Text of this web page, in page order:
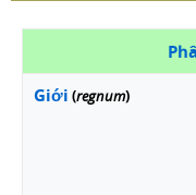
Giới (regnum)